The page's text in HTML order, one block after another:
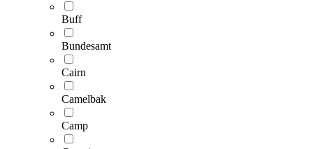
Buff
Bundesamt
Cairn
Camelbak
Camp